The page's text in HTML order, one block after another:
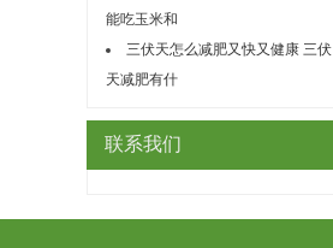
能吃玉米和
三伏天怎么减肥又快又健康 三伏
天减肥有什
联系我们